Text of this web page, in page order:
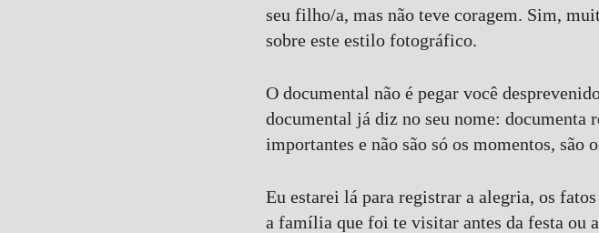
seu filho/a, mas não teve coragem. Sim,
sobre este estilo fotográfico.
O documental não é pegar você
documental já diz no seu nome: documenta
importantes e não são só os momentos, são
Eu estarei lá para registrar a alegria, os
a família que foi te visitar antes da festa ou